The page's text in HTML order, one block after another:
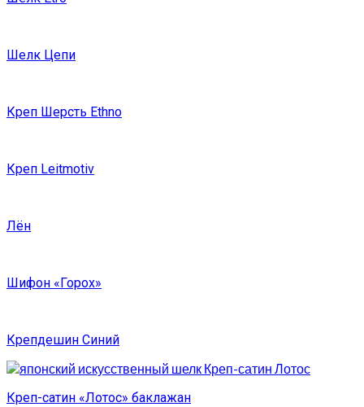
Шелк Цепи
Креп Шерсть Ethno
Креп Leitmotiv
Лён
Шифон «Горох»
Крепдешин Синий
Креп-сатин «Лотос» баклажан